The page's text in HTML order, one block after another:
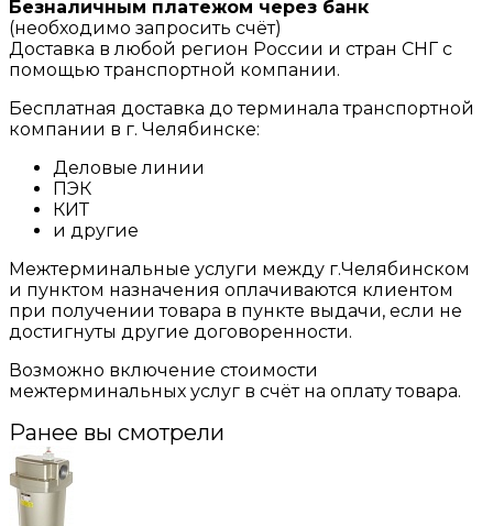
Безналичным платежом через банк
(необходимо запросить счёт)
Доставка в любой регион России и стран СНГ с
помощью транспортной компании.
Бесплатная доставка до терминала транспортной
компании в г. Челябинске:
Деловые линии
ПЭК
КИТ
и другие
Межтерминальные услуги между г.Челябинском
и пунктом назначения оплачиваются клиентом
при получении товара в пункте выдачи, если не
достигнуты другие договоренности.
Возможно включение стоимости
межтерминальных услуг в счёт на оплату товара.
Ранее вы смотрели